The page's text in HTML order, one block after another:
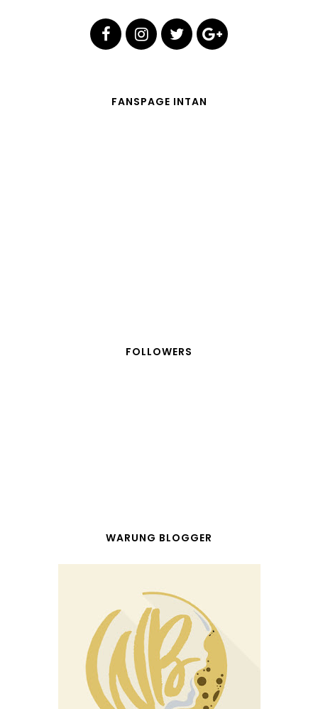
FANSPAGE INTAN
FOLLOWERS
WARUNG BLOGGER